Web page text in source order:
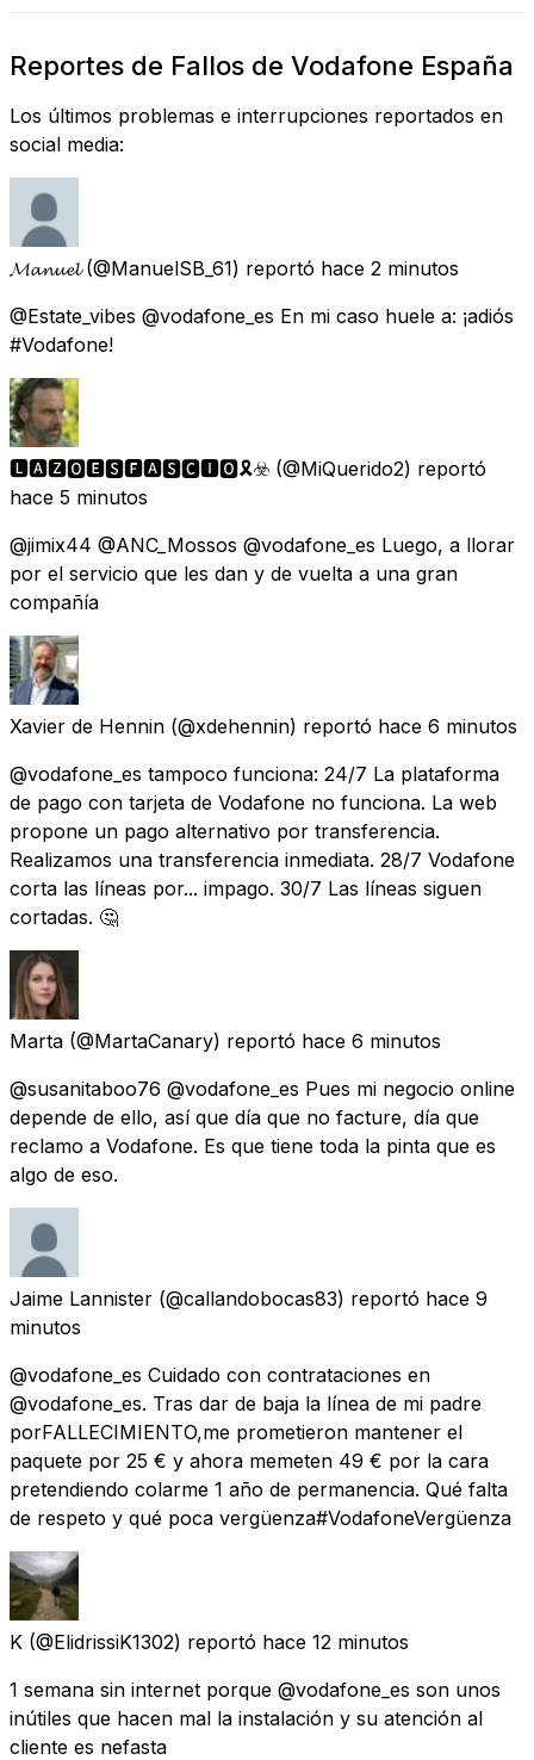
Reportes de Fallos de Vodafone España
Los últimos problemas e interrupciones reportados en
social media:
𝓜𝓪𝓷𝓾𝓮𝓵 (@ManuelSB_61) reportó hace 2 minutos
@Estate_vibes @vodafone_es En mi caso huele a: ¡adiós
#Vodafone!
🅻🅰🆉🅾🅴🆂🅵🅰🆂🅲🅸🅾🎗️☣️ (@MiQuerido2) reportó
hace 5 minutos
@jimix44 @ANC_Mossos @vodafone_es Luego, a llorar
por el servicio que les dan y de vuelta a una gran
compañía
Xavier de Hennin (@xdehennin) reportó hace 6 minutos
@vodafone_es tampoco funciona: 24/7 La plataforma
de pago con tarjeta de Vodafone no funciona. La web
propone un pago alternativo por transferencia.
Realizamos una transferencia inmediata. 28/7 Vodafone
corta las líneas por... impago. 30/7 Las líneas siguen
cortadas. 🤔
Marta (@MartaCanary) reportó hace 6 minutos
@susanitaboo76 @vodafone_es Pues mi negocio online
depende de ello, así que día que no facture, día que
reclamo a Vodafone. Es que tiene toda la pinta que es
algo de eso.
Jaime Lannister (@callandobocas83) reportó hace 9
minutos
@vodafone_es Cuidado con contrataciones en
@vodafone_es. Tras dar de baja la línea de mi padre
porFALLECIMIENTO,me prometieron mantener el
paquete por 25 € y ahora memeten 49 € por la cara
pretendiendo colarme 1 año de permanencia. Qué falta
de respeto y qué poca vergüenza#VodafoneVergüenza
K (@ElidrissiK1302) reportó hace 12 minutos
1 semana sin internet porque @vodafone_es son unos
inútiles que hacen mal la instalación y su atención al
cliente es nefasta